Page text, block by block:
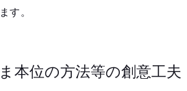
す。
本位の方法等の創意工夫